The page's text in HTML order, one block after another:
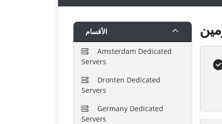
الأقسام
Amsterdam Dedicated
Servers
Dronten Dedicated
Servers
Germany Dedicated
Servers